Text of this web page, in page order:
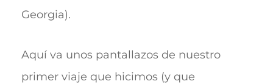
Georgia).
Aquí va unos pantallazos de nuestro
primer viaje que hicimos (y que